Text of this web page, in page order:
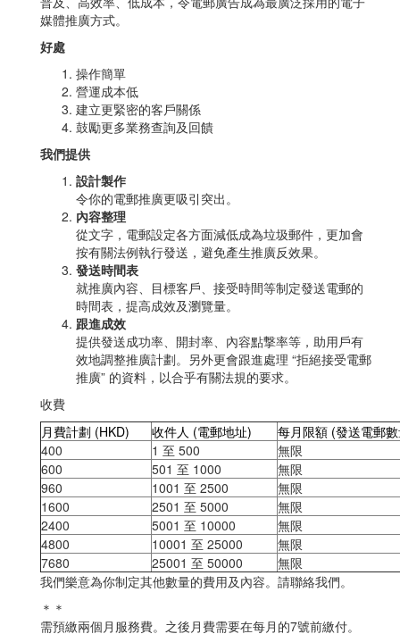
媒體推廣方式。
好處
操作簡單
營運成本低
建立更緊密的客戶關係
鼓勵更多業務查詢及回饋
我們提供
設計製作
令你的電郵推廣更吸引突出。
內容整理
從文字，電郵設定各方面減低成為垃圾郵件，更加會
按有關法例執行發送，避免產生推廣反效果。
發送時間表
就推廣內容、目標客戶、接受時間等制定發送電郵的
時間表，提高成效及瀏覽量。
跟進成效
提供發送成功率、開封率、內容點撃率等，助用戶有
效地調整推廣計劃。另外更會跟進處理 “拒絕接受電郵
推廣” 的資料，以合乎有關法規的要求。
收費
月費計劃 (HKD)
收件人 (電郵地址)
每月限額 (發送電郵
400
1 至 500
無限
600
501 至 1000
無限
960
1001 至 2500
無限
1600
2501 至 5000
無限
2400
5001 至 10000
無限
4800
10001 至 25000
無限
7680
25001 至 50000
無限
我們樂意為你制定其他數量的費用及內容。請聯絡我們。
＊＊
需預繳兩個月服務費。之後月費需要在每月的7號前繳付。